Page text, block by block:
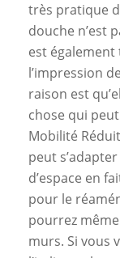
très pratique
douche n’est
est
l’impression
raison est
chose qui
Mobilité
peut
d’espace en
pour le
pourrez
murs. Si vous